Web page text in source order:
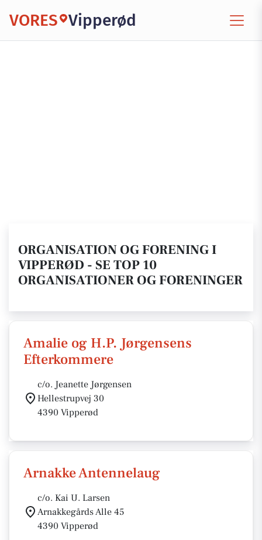
VORES Vipperød
ORGANISATION OG FORENING I
VIPPERØD - SE TOP 10
ORGANISATIONER OG FORENINGER
Amalie og H.P. Jørgensens
Efterkommere
c/o. Jeanette Jørgensen
Hellestrupvej 30
4390 Vipperød
Arnakke Antennelaug
c/o. Kai U. Larsen
Arnakkegårds Alle 45
4390 Vipperød